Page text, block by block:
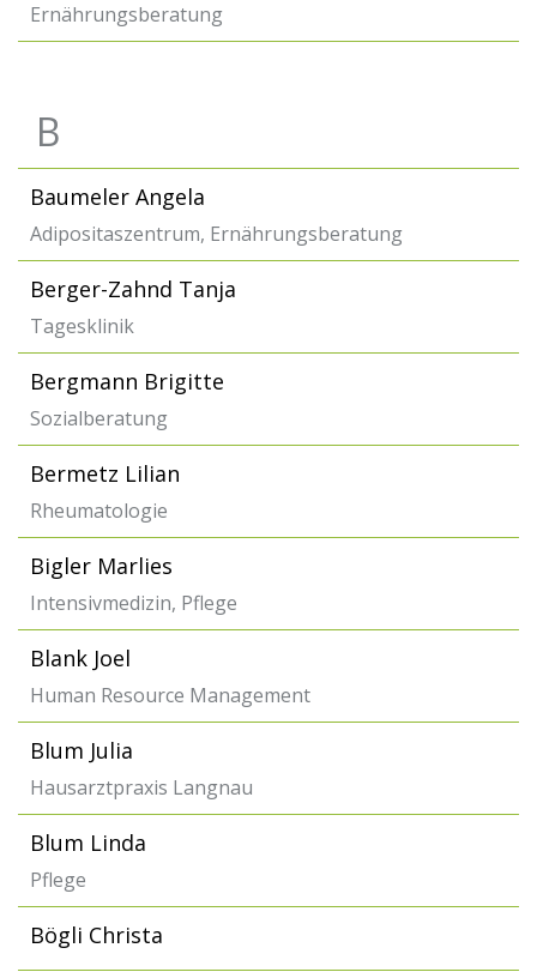
Ernährungsberatung
B
Baumeler Angela
Adipositaszentrum, Ernährungsberatung
Berger-Zahnd Tanja
Tagesklinik
Bergmann Brigitte
Sozialberatung
Bermetz Lilian
Rheumatologie
Bigler Marlies
Intensivmedizin, Pflege
Blank Joel
Human Resource Management
Blum Julia
Hausarztpraxis Langnau
Blum Linda
Pflege
Bögli Christa